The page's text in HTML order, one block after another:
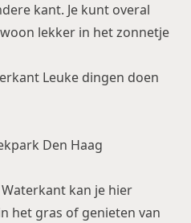
kant. Je kunt overal
lekker in het zonnetje
kan je hier
het gras of genieten van